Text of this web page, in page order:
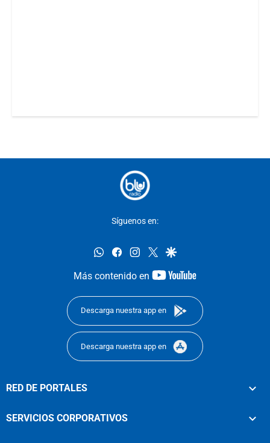
Síguenos en:
whatsappfacebookinstagram
twittergoogle
Más contenido en
youtube-
Descarga nuestra app en
Descarga nuestra app en
RED DE PORTALES
SERVICIOS CORPORATIVOS